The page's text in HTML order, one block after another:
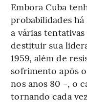
Embora Cuba
probabilidades
a várias
destituir sua
1959, além de
sofrimento após
nos anos 80 -, o
tornando cada